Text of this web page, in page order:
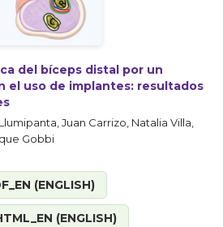
del bíceps distal por un
el uso de implantes: resultados
Juan Carrizo, Natalia Villa,
Gobbi
(ENGLISH)
(ENGLISH)